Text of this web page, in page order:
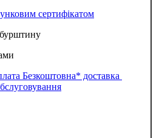
сертифікатом
Безкоштовна* доставка